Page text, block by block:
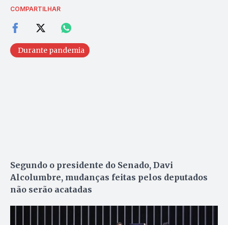
COMPARTILHAR
Durante pandemia
Segundo o presidente do Senado, Davi
Alcolumbre, mudanças feitas pelos deputados
não serão acatadas